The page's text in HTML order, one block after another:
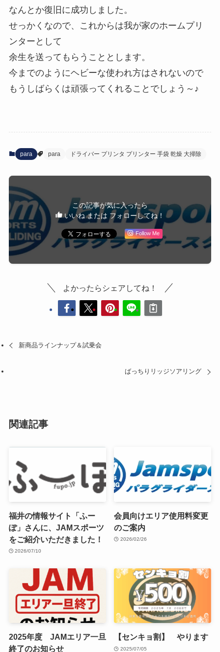
なんとか復旧に成功しました。
せっかくなので、これからは我が家のホームプリ
ンターとして
余生を送ってもらうこととします。
今までのようにヘビーな使われ方はされないので
もうしばらくは頑張ってくれることでしょう～♪
para para ドライバー プリンタ プリンター 手袋 乾燥 大掃除
この記事が気に入ったら
いいね または フォローしてね！
Follow Me
よかったらシェアしてね！
新商品ラインナップ＆試乗会
ばっちりリッジソアリング
関連記事
福井の情報サイト「ふー
ぽ」さんに、JAMスポーツ
をご紹介いただきました！
2026/07/10
会員向けエリア使用料変更
のご案内
2026/02/26
2025年度 JAMエリア一旦
終了のお知らせ
【センキョ割】 やります
2025/07/05